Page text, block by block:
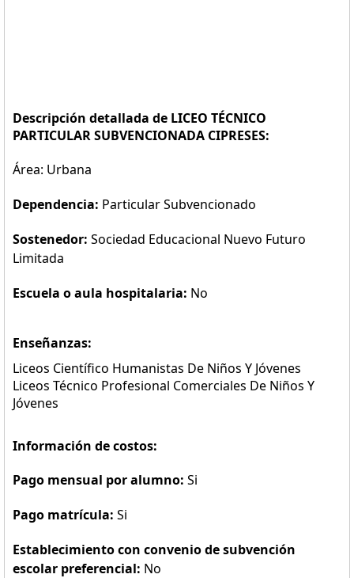
Descripción detallada de LICEO TÉCNICO
PARTICULAR SUBVENCIONADA CIPRESES:
Área: Urbana
Dependencia: Particular Subvencionado
Sostenedor: Sociedad Educacional Nuevo Futuro
Limitada
Escuela o aula hospitalaria: No
Enseñanzas:
Liceos Científico Humanistas De Niños Y Jóvenes
Liceos Técnico Profesional Comerciales De Niños Y
Jóvenes
Información de costos:
Pago mensual por alumno: Si
Pago matrícula: Si
Establecimiento con convenio de subvención
escolar preferencial: No